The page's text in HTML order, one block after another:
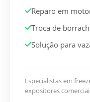
Reparo em
Troca de
Solução para
Especialistas em
expositores